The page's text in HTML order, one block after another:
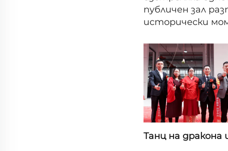
публичен зал
исторически
Танц на дракона